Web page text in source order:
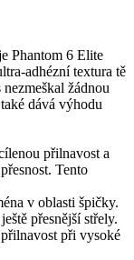
Phantom 6 Elite
adhézní textura tě
žádnou
dává výhodu
přilnavost a
Tento
v oblasti špičky.
přesnější střely.
při vysoké